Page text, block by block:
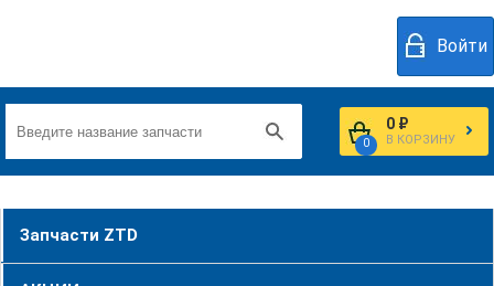
Войти
0
0 ₽
В КОРЗИНУ
Запчасти ZTD